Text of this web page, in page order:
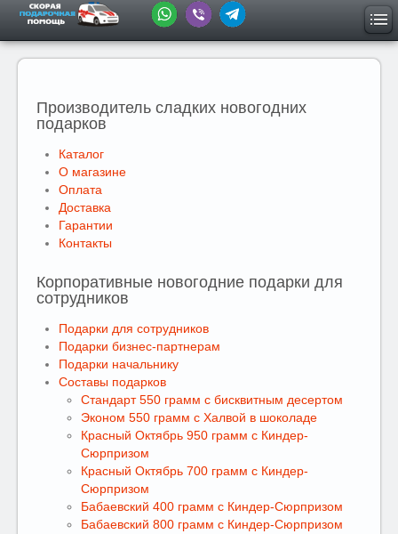
Производитель сладких новогодних
подарков
Каталог
О магазине
Оплата
Доставка
Гарантии
Контакты
Корпоративные новогодние подарки для
сотрудников
Подарки для сотрудников
Подарки бизнес-партнерам
Подарки начальнику
Составы подарков
Стандарт 550 грамм с бисквитным десертом
Эконом 550 грамм с Халвой в шоколаде
Красный Октябрь 950 грамм с Киндер-
Сюрпризом
Красный Октябрь 700 грамм с Киндер-
Сюрпризом
Бабаевский 400 грамм с Киндер-Сюрпризом
Бабаевский 800 грамм с Киндер-Сюрпризом